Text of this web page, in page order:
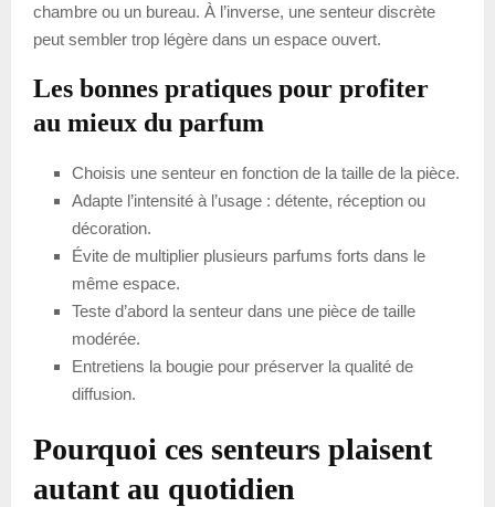
chambre ou un bureau. À l’inverse, une senteur discrète
peut sembler trop légère dans un espace ouvert.
Les bonnes pratiques pour profiter
au mieux du parfum
Choisis une senteur en fonction de la taille de la pièce.
Adapte l’intensité à l’usage : détente, réception ou
décoration.
Évite de multiplier plusieurs parfums forts dans le
même espace.
Teste d’abord la senteur dans une pièce de taille
modérée.
Entretiens la bougie pour préserver la qualité de
diffusion.
Pourquoi ces senteurs plaisent
autant au quotidien